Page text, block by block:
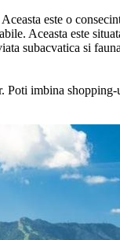
este o
Aceasta este
subacvatica si
Poti imbina shopping-